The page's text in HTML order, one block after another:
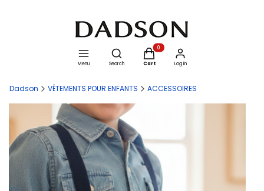
Menu
Open search engine
Search
Products in the cart: 0. See details
Cart Log in
Dadson VÊTEMENTS POUR ENFANTS ACCESSOIRES